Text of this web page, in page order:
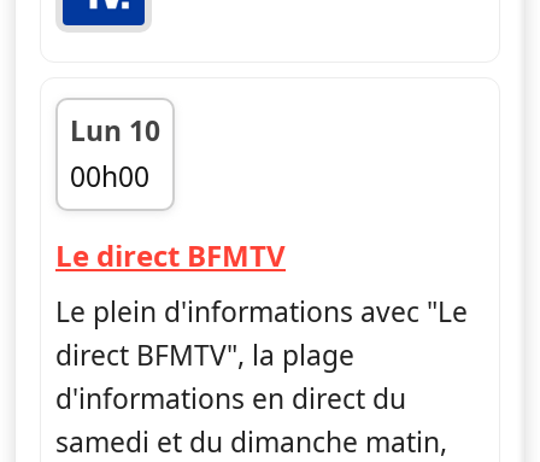
Lun 10
00h00
fin 06h00
Le direct BFMTV— Le direct
Le plein d'informations avec "Le
direct BFMTV", la plage
d'informations en direct du
samedi et du dimanche matin,